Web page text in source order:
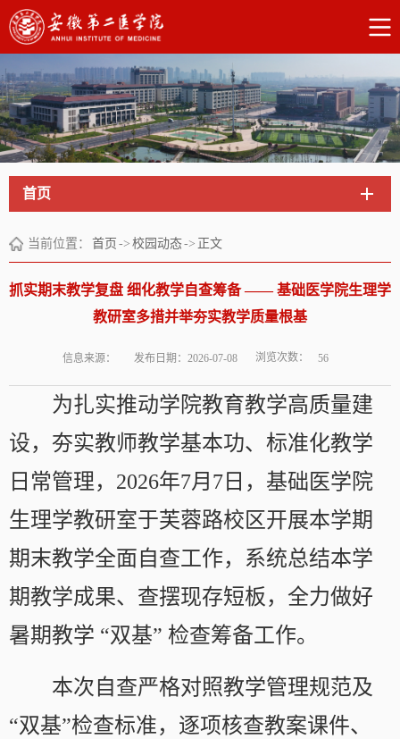
首页
当前位置： 首页 -> 校园动态-> 正文
抓实期末教学复盘 细化教学自查筹备 —— 基础医学院生理学
教研室多措并举夯实教学质量根基
信息来源： 发布日期：2026-07-08 浏览次数： 56
为扎实推动学院教育教学高质量建
设，夯实教师教学基本功、标准化教学
日常管理，2026年7月7日，基础医学院
生理学教研室于芙蓉路校区开展本学期
期末教学全面自查工作，系统总结本学
期教学成果、查摆现存短板，全力做好
暑期教学 “双基” 检查筹备工作。
本次自查严格对照教学管理规范及
“双基”检查标准，逐项核查教案课件、